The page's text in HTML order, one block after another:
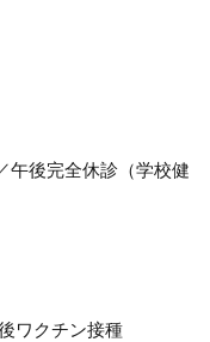
後完全休診（学校健
ワクチン接種